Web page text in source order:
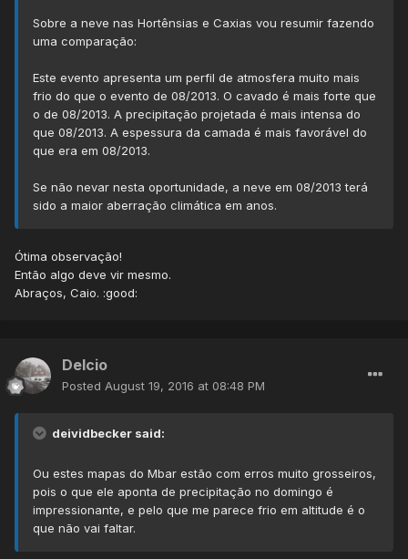
Sobre a neve nas Hortênsias e Caxias vou resumir fazendo
uma comparação:
Este evento apresenta um perfil de atmosfera muito mais
frio do que o evento de 08/2013. O cavado é mais forte que
o de 08/2013. A precipitação projetada é mais intensa do
que 08/2013. A espessura da camada é mais favorável do
que era em 08/2013.
Se não nevar nesta oportunidade, a neve em 08/2013 terá
sido a maior aberração climática em anos.
Ótima observação!
Então algo deve vir mesmo.
Abraços, Caio. :good:
Delcio
Posted August 19, 2016 at 08:48 PM
deividbecker said:
Ou estes mapas do Mbar estão com erros muito grosseiros,
pois o que ele aponta de precipitação no domingo é
impressionante, e pelo que me parece frio em altitude é o
que não vai faltar.